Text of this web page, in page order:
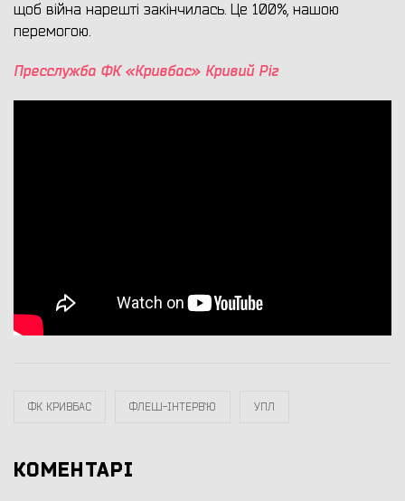
щоб війна нарешті закінчилась. Це 100%, нашою
перемогою.
Пресслужба ФК «Кривбас» Кривий Ріг
ФК КРИВБАС ФЛЕШ-ІНТЕРВ`Ю УПЛ
КОМЕНТАРІ